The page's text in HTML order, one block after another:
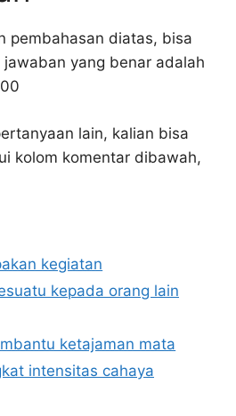
pembahasan diatas, bisa
yang benar adalah
lain, kalian bisa
kolom komentar dibawah,
kegiatan
kepada orang lain
ketajaman mata
intensitas cahaya